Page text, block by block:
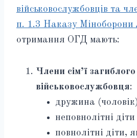
військовослужбовців та
п. 1.3 Наказу
отримання ОГД мають:
Члени сім’ї
військовослужбовця:
дружина (чоловік)
неповнолітні
повнолітні діти,